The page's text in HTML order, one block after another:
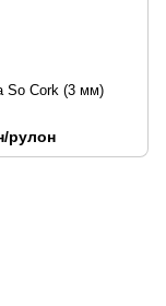
So Cork (3 мм)
рулон